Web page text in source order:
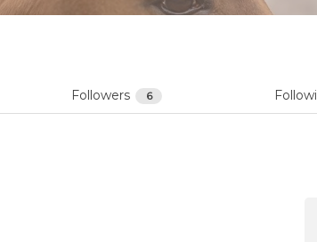
Followers 6